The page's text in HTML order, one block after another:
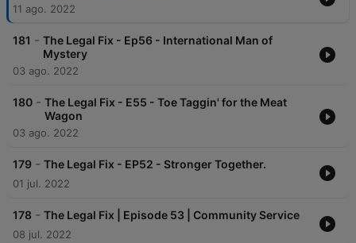
11 ago. 2022
181 - The Legal Fix - Ep56 - International Man of
Mystery
03 ago. 2022
180 - The Legal Fix - E55 - Toe Taggin' for the Meat
Wagon
03 ago. 2022
179 - The Legal Fix - EP52 - Stronger Together.
01 jul. 2022
178 - The Legal Fix | Episode 53 | Community Service
08 jul. 2022